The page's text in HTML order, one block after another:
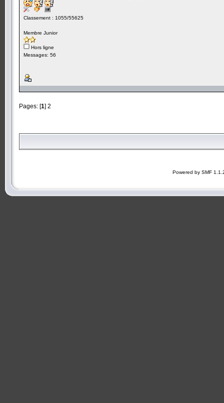
Classement : 1055/55625
Membre Junior
Hors ligne
Messages: 56
Pages: [1] 2
Powered by SMF